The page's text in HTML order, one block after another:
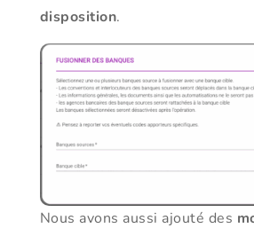
disposition.
Nous avons aussi ajouté des